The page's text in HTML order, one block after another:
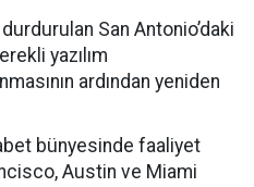
San Antonio’daki
yazılım
ardından yeniden
bünyesinde faaliyet
Austin ve Miami